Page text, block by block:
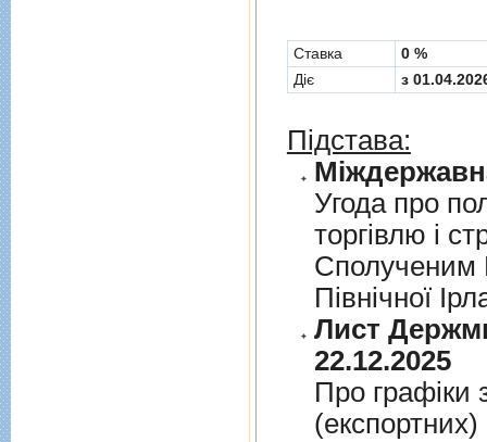
Cтавка
0 %
Діє
з
Підстава:
Угода про
торгiвлю i
Сполученим
Пiвнiчної
Лист
22.12.2025
Про графiки